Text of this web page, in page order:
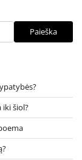
Paieška
iki šiol?